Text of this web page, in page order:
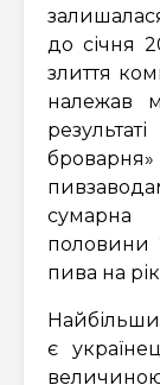
до січня
злиття
належав
сумарна
половини
пива на
є